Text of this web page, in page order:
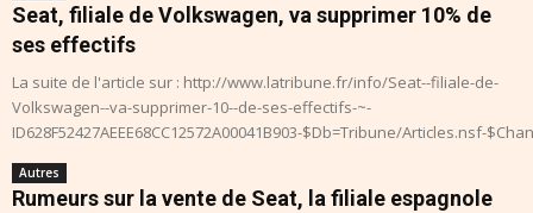
Seat, filiale de Volkswagen, va supprimer 10% de
ses effectifs
La suite de l'article sur : http://www.latribune.fr/info/Seat--filiale-de-
Volkswagen--va-supprimer-10--de-ses-effectifs-~-
ID628F52427AEEE68CC12572A00041B903-$Db=Tribune/Articles.nsf-
Autres
Rumeurs sur la vente de Seat, la filiale espagnole